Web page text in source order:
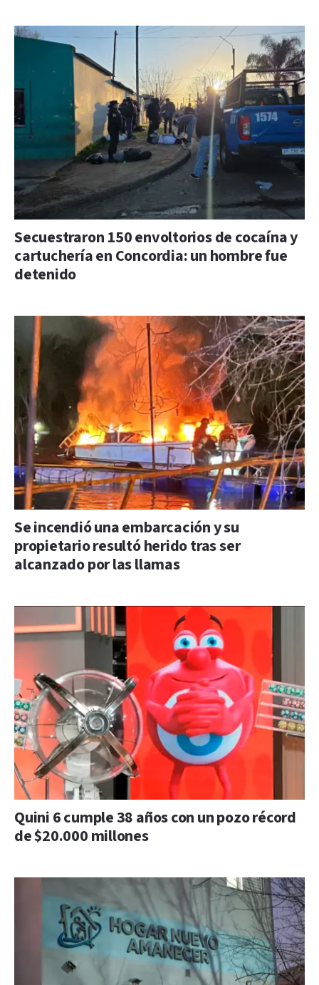
Secuestraron 150 envoltorios de cocaína y
cartuchería en Concordia: un hombre fue
detenido
Se incendió una embarcación y su
propietario resultó herido tras ser
alcanzado por las llamas
Quini 6 cumple 38 años con un pozo récord
de $20.000 millones